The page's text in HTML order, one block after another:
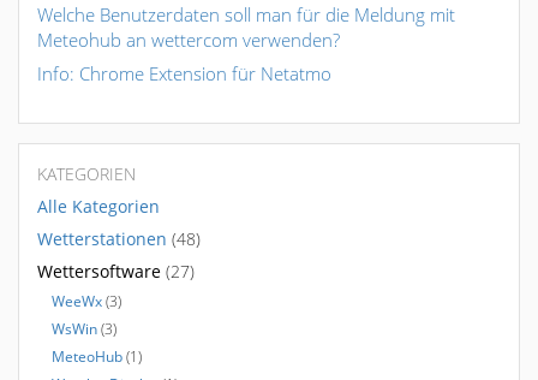
Welche Benutzerdaten soll man für die Meldung mit
Meteohub an wettercom verwenden?
Info: Chrome Extension für Netatmo
KATEGORIEN
Alle Kategorien
Wetterstationen (48)
Wettersoftware (27)
WeeWx(3)
WsWin(3)
MeteoHub(1)